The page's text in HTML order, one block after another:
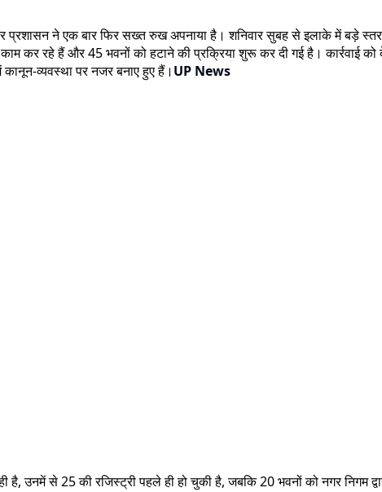
प्रशासन ने एक बार फिर सख्त रुख अपनाया है। शनिवार सुबह से इलाके में बड़े
काम कर रहे हैं और 45 भवनों को हटाने की प्रक्रिया शुरू कर दी गई है। कार्रवाई
कानून-व्यवस्था पर नजर बनाए हुए हैं। UP News
है, उनमें से 25 की रजिस्ट्री पहले ही हो चुकी है, जबकि 20 भवनों को नगर निगम